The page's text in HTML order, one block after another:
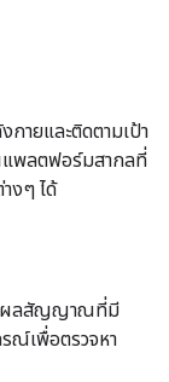
ายและติดตามเป้า
แพลตฟอร์มสากลที่
งๆ ได้
ลผลสัญญาณที่มี
รณ์เพื่อตรวจหา